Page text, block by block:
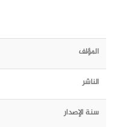
المؤلف
الناشر
سنة الإصدار